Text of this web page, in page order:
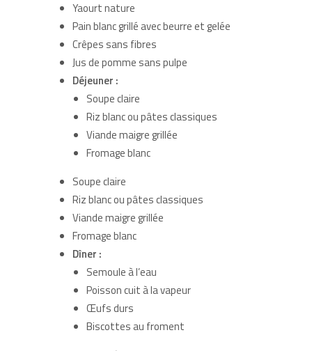
Yaourt nature
Pain blanc grillé avec beurre et gelée
Crêpes sans fibres
Jus de pomme sans pulpe
Déjeuner :
Soupe claire
Riz blanc ou pâtes classiques
Viande maigre grillée
Fromage blanc
Soupe claire
Riz blanc ou pâtes classiques
Viande maigre grillée
Fromage blanc
Dîner :
Semoule à l’eau
Poisson cuit à la vapeur
Œufs durs
Biscottes au froment